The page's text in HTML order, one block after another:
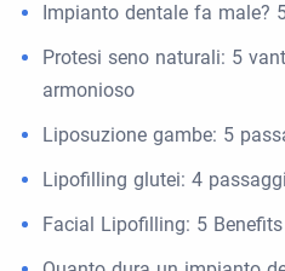
Impianto dentale fa male?
Protesi seno naturali: 5
armonioso
Liposuzione gambe: 5
Lipofilling glutei: 4
Facial Lipofilling: 5